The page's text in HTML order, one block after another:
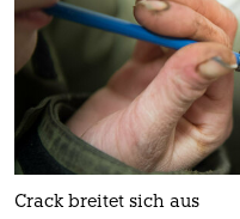
Crack breitet sich aus